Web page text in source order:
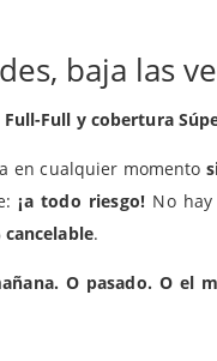
baja las
Full-Full y cobertura
en cualquier momento
¡a todo riesgo!No hay
cancelable.
O pasado. O el